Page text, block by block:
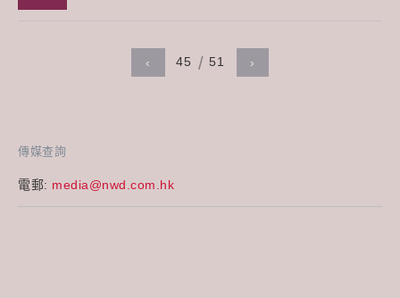
傳媒查詢
電郵: media@nwd.com.hk
‹ 45 51 ›